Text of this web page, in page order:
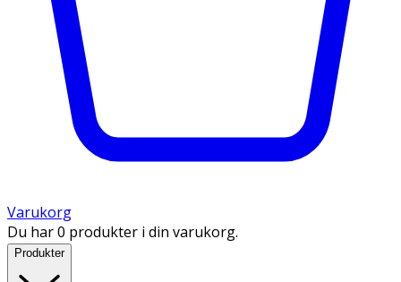
Varukorg
Du har 0 produkter i din varukorg.
Produkter